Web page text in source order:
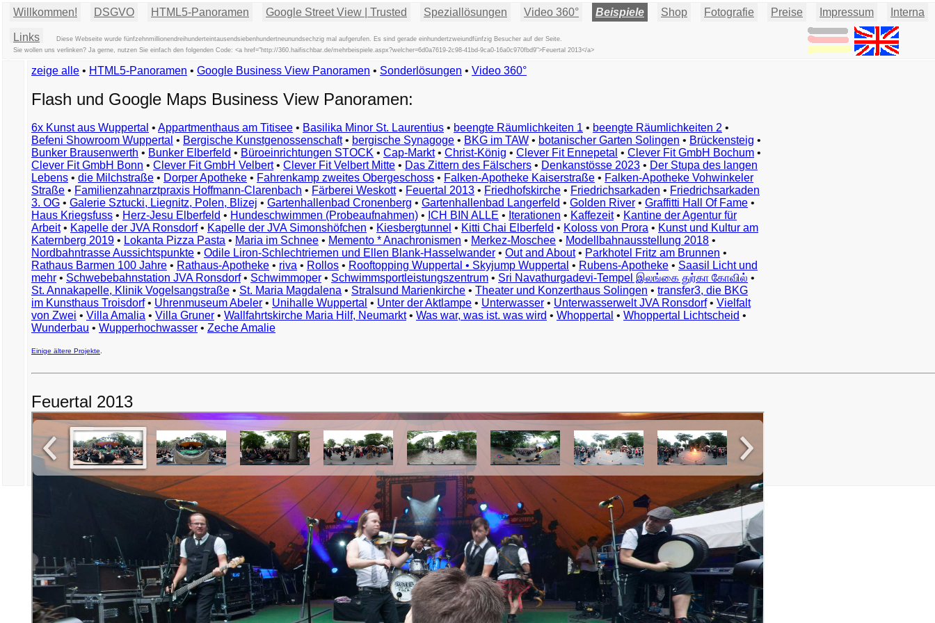
Willkommen! DSGVO HTML5-Panoramen Google Street View | Trusted Speziallösungen Video 360° Beispiele Shop Fotografie Preise Impressum Interna
Links
Diese Webseite wurde fünfzehnmillionendreihunderteintausendsiebenhundertneunundsechzig mal aufgerufen. Es sind gerade einhundertzweiundfünfzig Besucher auf der Seite.
Sie wollen uns verlinken? Ja gerne, nutzen Sie einfach den folgenden Code: <a href="http://360.haifischbar.de/mehrbeispiele.aspx?welcher=6d0a7619-2c98-41bd-9ca0-16a0c970fbd9">Feuertal 2013</a>
Beispiele
Exemples
Vorbeelden
Przykłady
Ejemplos
Örnekler
Παραδείγματα
Примеры
示
例
例
예
zeige alle • HTML5-Panoramen • Google Business View Panoramen • Sonderlösungen • Video 360°
Flash und Google Maps Business View Panoramen:
6x Kunst aus Wuppertal • Appartmenthaus am Titisee • Basilika Minor St. Laurentius • beengte Räumlichkeiten 1 • beengte Räumlichkeiten 2 •
Befeni Showroom Wuppertal • Bergische Kunstgenossenschaft• bergische Synagoge • BKG im TAW • botanischer Garten Solingen • Brückensteig •
Bunker Brausenwerth • Bunker Elberfeld • Büroeinrichtungen STOCK • Cap-Markt• Christ-König • Clever Fit Ennepetal • Clever Fit GmbH Bochum •
Clever Fit GmbH Bonn • Clever Fit GmbH Velbert• Clever Fit Velbert Mitte • Das Zittern des Fälschers • Denkanstösse 2023 • Der Stupa des langen
Lebens • die Milchstraße • Dorper Apotheke • Fahrenkamp zweites Obergeschoss • Falken-Apotheke Kaiserstraße • Falken-Apotheke Vohwinkeler
Straße • Familienzahnarztpraxis Hoffmann-Clarenbach • Färberei Weskott• Feuertal 2013 • Friedhofskirche • Friedrichsarkaden • Friedrichsarkaden
3. OG • Galerie Sztucki, Liegnitz, Polen, Blizej • Gartenhallenbad Cronenberg • Gartenhallenbad Langerfeld • Golden River • Graffitti Hall Of Fame •
Haus Kriegsfuss • Herz-Jesu Elberfeld • Hundeschwimmen (Probeaufnahmen) • ICH BIN ALLE • Iterationen • Kaffezeit• Kantine der Agentur für
Arbeit• Kapelle der JVA Ronsdorf• Kapelle der JVA Simonshöfchen • Kiesbergtunnel • Kitti Chai Elberfeld • Koloss von Prora • Kunst und Kultur am
Katernberg 2019 • Lokanta Pizza Pasta • Maria im Schnee • Memento * Anachronismen • Merkez-Moschee • Modellbahnausstellung 2018 •
Nordbahntrasse Aussichtspunkte • Odile Liron-Schlechtriemen und Ellen Blank-Hasselwander • Out and About• Parkhotel Fritz am Brunnen •
Rathaus Barmen 100 Jahre • Rathaus-Apotheke • riva • Rollos • Rooftopping Wuppertal • Skyjump Wuppertal • Rubens-Apotheke • Saasil Licht und
mehr • Schwebebahnstation JVA Ronsdorf• Schwimmoper • Schwimmsportleistungszentrum • Sri Navathurgadevi-Tempel இலங்கை துர்கா கோவில் •
St. Annakapelle, Klinik Vogelsangstraße • St. Maria Magdalena • Stralsund Marienkirche • Theater und Konzerthaus Solingen • transfer3, die BKG
im Kunsthaus Troisdorf• Uhrenmuseum Abeler • Unihalle Wuppertal • Unter der Aktlampe • Unterwasser • Unterwasserwelt JVA Ronsdorf• Vielfalt
von Zwei • Villa Amalia • Villa Gruner • Wallfahrtskirche Maria Hilf, Neumarkt• Was war, was ist. was wird • Whoppertal • Whoppertal Lichtscheid •
Wunderbau • Wupperhochwasser • Zeche Amalie
Einige ältere Projekte
Feuertal 2013